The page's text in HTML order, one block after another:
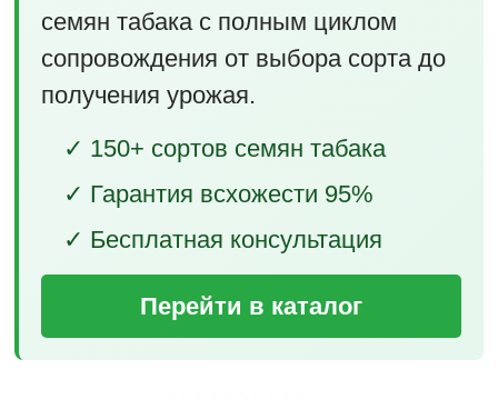
семян табака с полным циклом
сопровождения от выбора сорта до
получения урожая.
✓ 150+ сортов семян табака
✓ Гарантия всхожести 95%
✓ Бесплатная консультация
Перейти в каталог